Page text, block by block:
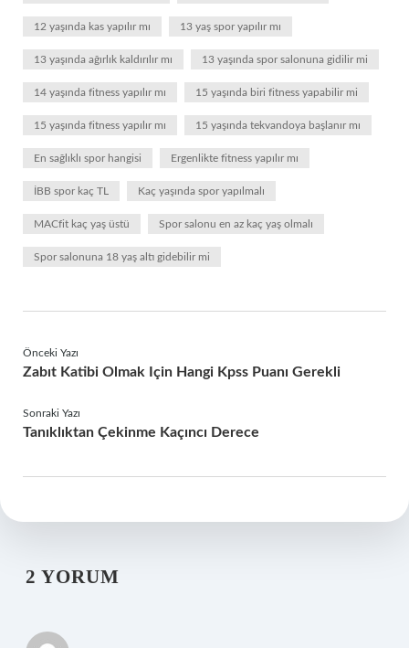
12 yaşında kas yapılır mı 13 yaş spor yapılır mı
13 yaşında ağırlık kaldırılır mı 13 yaşında spor salonuna gidilir mi
14 yaşında fitness yapılır mı 15 yaşında biri fitness yapabilir mi
15 yaşında fitness yapılır mı 15 yaşında tekvandoya başlanır mı
En sağlıklı spor hangisi Ergenlikte fitness yapılır mı
İBB spor kaç TL Kaç yaşında spor yapılmalı
MACfit kaç yaş üstü Spor salonu en az kaç yaş olmalı
Spor salonuna 18 yaş altı gidebilir mi
Önceki Yazı
Zabıt Katibi Olmak Için Hangi Kpss Puanı Gerekli
Sonraki Yazı
Tanıklıktan Çekinme Kaçıncı Derece
2 YORUM